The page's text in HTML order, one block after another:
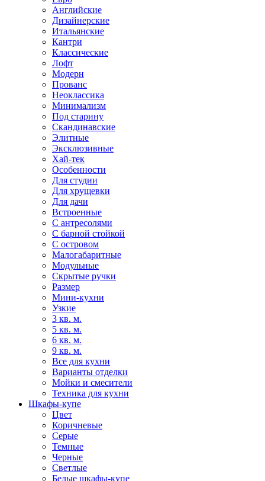
Английские
Дизайнерские
Итальянские
Кантри
Классические
Лофт
Модерн
Прованс
Неоклассика
Минимализм
Под старину
Скандинавские
Элитные
Эксклюзивные
Хай-тек
Особенности
Для студии
Для хрущевки
Для дачи
Встроенные
С антресолями
С барной стойкой
С островом
Малогабаритные
Модульные
Скрытые ручки
Размер
Мини-кухни
Узкие
3 кв. м.
5 кв. м.
6 кв. м.
9 кв. м.
Все для кухни
Варианты отделки
Мойки и смесители
Техника для кухни
Шкафы-купе
Цвет
Коричневые
Серые
Темные
Черные
Светлые
Белые шкафы-купе